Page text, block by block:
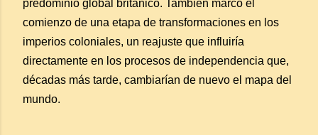
predominio global británico. También marcó el
comienzo de una etapa de transformaciones en los
imperios coloniales, un reajuste que influiría
directamente en los procesos de independencia que,
décadas más tarde, cambiarían de nuevo el mapa del
mundo.